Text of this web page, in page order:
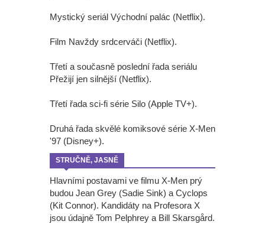
Mystický seriál Východní palác (Netflix).
Film Navždy srdcerváči (Netflix).
Třetí a současně poslední řada seriálu
Přežijí jen silnější (Netflix).
Třetí řada sci-fi série Silo (Apple TV+).
Druhá řada skvělé komiksové série X-Men
'97 (Disney+).
STRUČNĚ, JASNĚ
Hlavními postavami ve filmu X-Men prý
budou Jean Grey (Sadie Sink) a Cyclops
(Kit Connor). Kandidáty na Profesora X
jsou údajně Tom Pelphrey a Bill Skarsgård.